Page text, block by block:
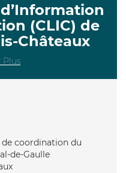
(CLIC) de
Châteaux
Plus
coordination du
de-Gaulle